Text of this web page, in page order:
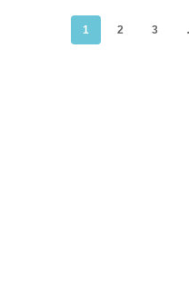
1 2 3